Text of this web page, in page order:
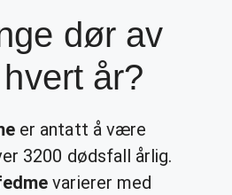
dør av
år?
er antatt å være
3200 dødsfall årlig.
varierer med